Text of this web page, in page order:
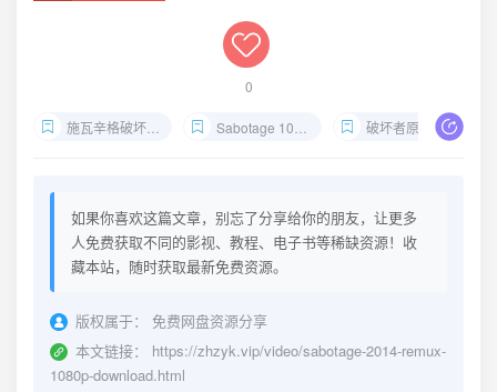
0
施瓦辛格破坏者下载 Sabotage 1080p Remux 破坏者原盘中文字幕
如果你喜欢这篇文章，别忘了分享给你的朋友，让更多
人免费获取不同的影视、教程、电子书等稀缺资源！收
藏本站，随时获取最新免费资源。
版权属于：
免费网盘资源分享
本文链接：
https://zhzyk.vip/video/sabotage-2014-remux-
1080p-download.html